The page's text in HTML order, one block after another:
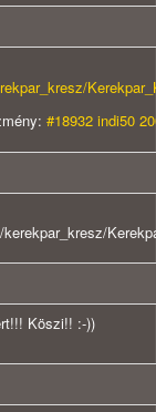
#18932 indi50
Köszi!! :-))